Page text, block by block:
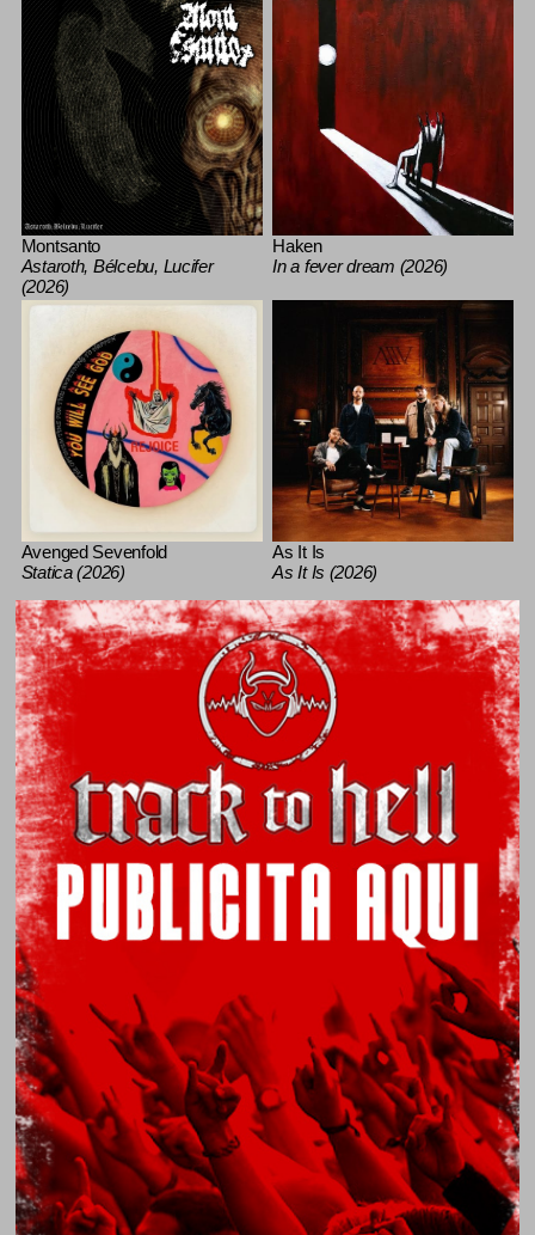
Montsanto
Astaroth, Bélcebu, Lucifer
(2026)
Haken
In a fever dream (2026)
Avenged Sevenfold
Statica (2026)
As It Is
As It Is (2026)